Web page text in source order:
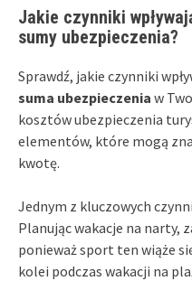
Jakie czynniki
sumy ubezpieczenia?
Sprawdź, jakie czynniki
suma ubezpieczenia w
kosztów ubezpieczenia
elementów, które mogą
kwotę.
Jednym z kluczowych
Planując wakacje na narty,
ponieważ sport ten wiąże
kolei podczas wakacji na